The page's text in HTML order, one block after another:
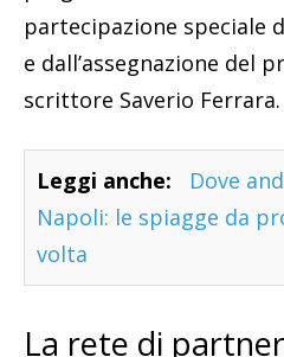
partecipazione speciale
e dall’assegnazione del
scrittore Saverio Ferrara.
Leggi anche:
Dove
Napoli: le spiagge da
volta
La rete di